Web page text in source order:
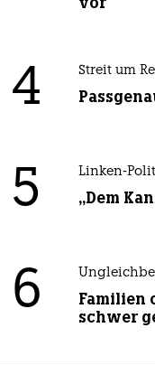
4 Streit um
5 Linken-
„Dem
6
Familien
schwer